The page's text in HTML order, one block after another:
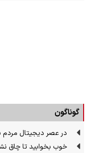
گوناگون
در عصر دیجیتال مردم
خوب بخوابید تا چاق